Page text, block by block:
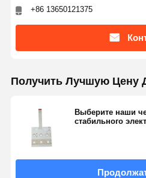
+86 13650121375
Получить Лучшую Цену
Выберите наши
стабильного